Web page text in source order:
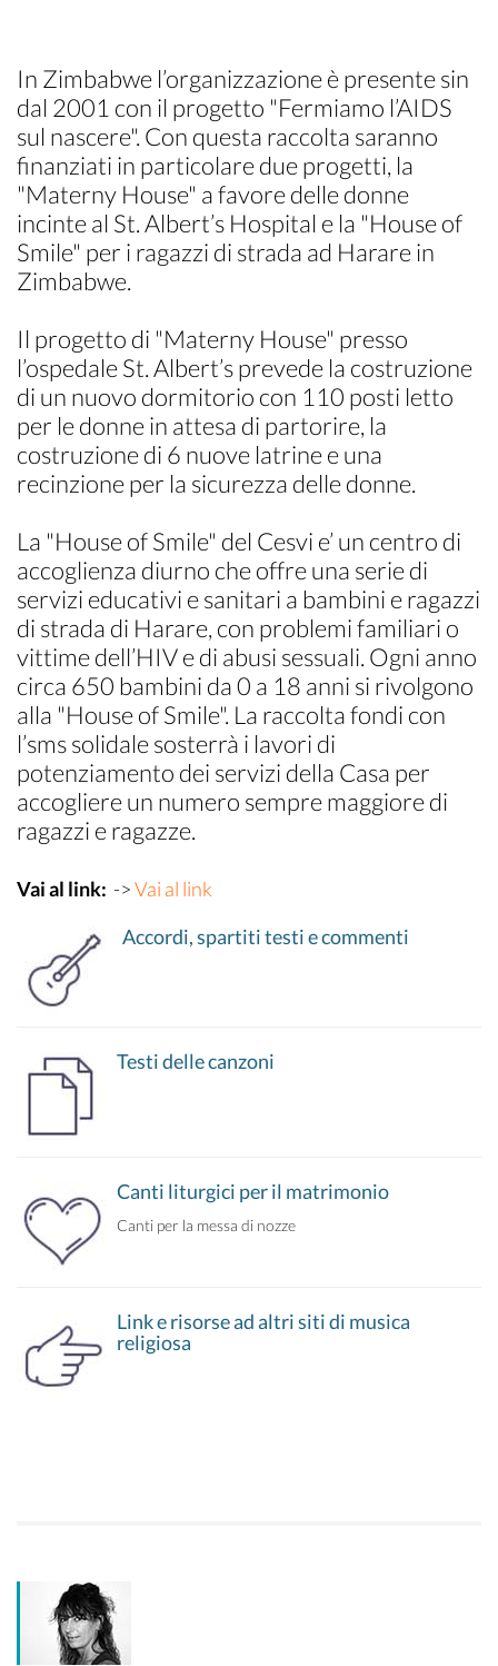
In Zimbabwe l’organizzazione è presente sin
dal 2001 con il progetto "Fermiamo l’AIDS
sul nascere". Con questa raccolta saranno
finanziati in particolare due progetti, la
"Materny House" a favore delle donne
incinte al St. Albert’s Hospital e la "House of
Smile" per i ragazzi di strada ad Harare in
Zimbabwe.
Il progetto di "Materny House" presso
l’ospedale St. Albert’s prevede la costruzione
di un nuovo dormitorio con 110 posti letto
per le donne in attesa di partorire, la
costruzione di 6 nuove latrine e una
recinzione per la sicurezza delle donne.
La "House of Smile" del Cesvi e’ un centro di
accoglienza diurno che offre una serie di
servizi educativi e sanitari a bambini e ragazzi
di strada di Harare, con problemi familiari o
vittime dell’HIV e di abusi sessuali. Ogni anno
circa 650 bambini da 0 a 18 anni si rivolgono
alla "House of Smile". La raccolta fondi con
l’sms solidale sosterrà i lavori di
potenziamento dei servizi della Casa per
accogliere un numero sempre maggiore di
ragazzi e ragazze.
Vai al link: ->Vai al link
Accordi, spartiti testi e commenti
Testi delle canzoni
Canti liturgici per il matrimonio
Canti per la messa di nozze
Link e risorse ad altri siti di musica
religiosa